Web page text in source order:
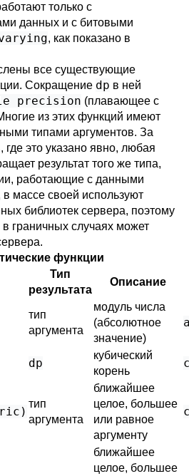
только с
данных и с битовыми
, как показано в
все существующие
Сокращение dp в ней
precision (плавающее с
из этих функций имеют
типами аргументов. За
это указано явно, любая
результат того же типа,
работающие с данными
в массе своей используют
библиотек сервера, поэтому
граничных случаях может
функции
Тип
результата
Описание
тип
аргумента
модуль числа
(абсолютное
значение)
dp
кубический
корень
)
тип
аргумента
ближайшее
целое, большее
или равное
аргументу
ближайшее
целое, большее